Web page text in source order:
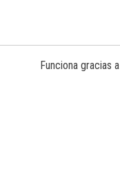
Funciona gracias a